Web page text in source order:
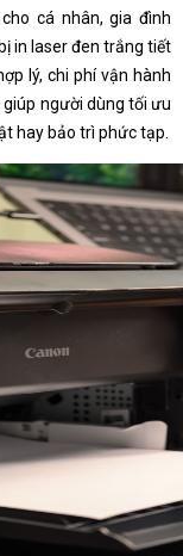
cá nhân, gia đình
in laser đen trắng tiết
lý, chi phí vận hành
người dùng tối ưu
hay bảo trì phức tạp.